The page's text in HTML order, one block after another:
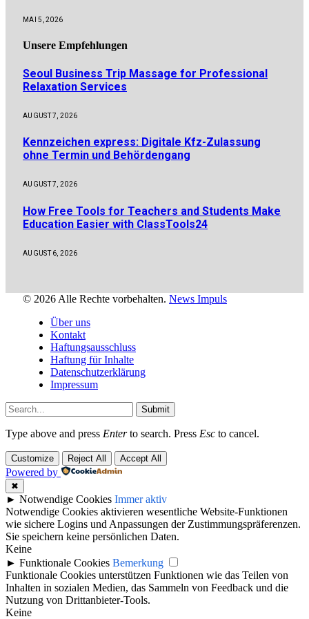
MAI 5, 2026
Unsere Empfehlungen
Seoul Business Trip Massage for Professional
Relaxation Services
AUGUST 7, 2026
Kennzeichen express: Digitale Kfz-Zulassung
ohne Termin und Behördengang
AUGUST 7, 2026
How Free Tools for Teachers and Students Make
Education Easier with ClassTools24
AUGUST 6, 2026
© 2026 Alle Rechte vorbehalten. News Impuls
Über uns
Kontakt
Haftungsausschluss
Haftung für Inhalte
Datenschutzerklärung
Impressum
Submit
Type above and press Enterto search. Press Esc to cancel.
Customize Reject All Accept All
Powered by
✖
► Notwendige Cookies Immer aktiv
Notwendige Cookies aktivieren wesentliche Website-Funktionen
wie sichere Logins und Anpassungen der Zustimmungspräferenzen.
Sie speichern keine persönlichen Daten.
Keine
► Funktionale Cookies Bemerkung
Funktionale Cookies unterstützen Funktionen wie das Teilen von
Inhalten in sozialen Medien, das Sammeln von Feedback und die
Nutzung von Drittanbieter-Tools.
Keine